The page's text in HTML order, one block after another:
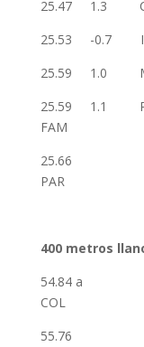
25.47 1.3
25.53 -
25.59 1.0
25.59
FAM
25.66
PAR
400
54.84 a
COL
55.76